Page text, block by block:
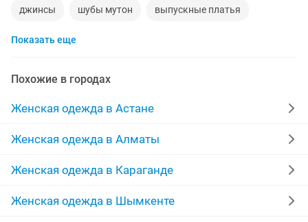
джинсы шубы мутон выпускные платья
жилетки
брюки женская зимние пуховики
одежда дубленки женские
кофты отдадим дубленки натуральные
женские зимние куртки женские платья
Показать еще
Похожие в городах
Женская одежда в Астане
Женская одежда в Алматы
Женская одежда в Караганде
Женская одежда в Шымкенте